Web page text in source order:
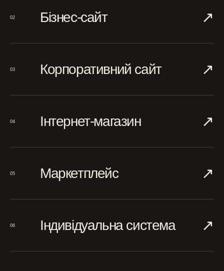
02 Бізнес-сайт ↗︎
03 Корпоративний сайт ↗︎
04 Інтернет-магазин ↗︎
05 Маркетплейс ↗︎
06 Індивідуальна система ↗︎